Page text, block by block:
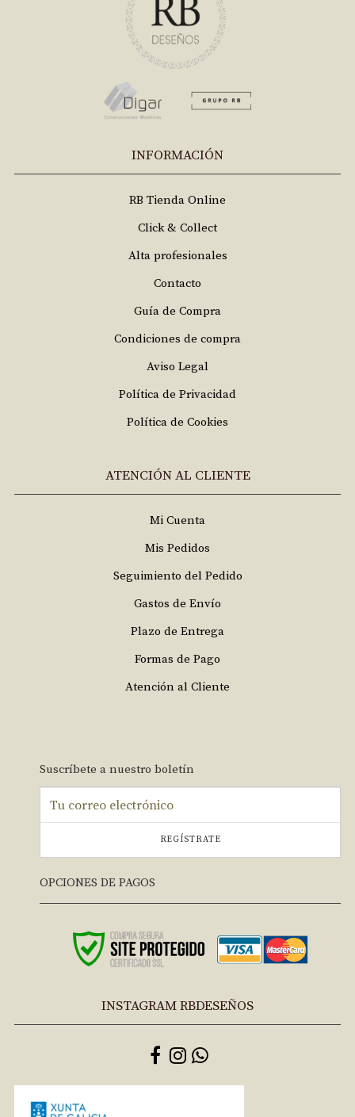
INFORMACIÓN
RB Tienda Online
Click & Collect
Alta profesionales
Contacto
Guía de Compra
Condiciones de compra
Aviso Legal
Política de Privacidad
Política de Cookies
ATENCIÓN AL CLIENTE
Mi Cuenta
Mis Pedidos
Seguimiento del Pedido
Gastos de Envío
Plazo de Entrega
Formas de Pago
Atención al Cliente
Suscríbete a nuestro boletín
REGÍSTRATE
OPCIONES DE PAGOS
INSTAGRAM RBDESEÑOS